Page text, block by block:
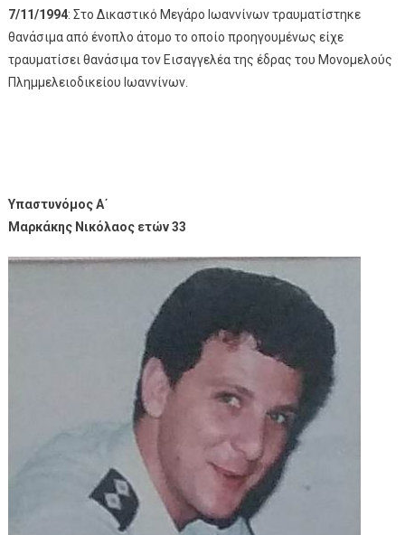
7/11/1994: Στο Δικαστικό Μεγάρο Ιωαννίνων τραυματίστηκε
θανάσιμα από ένοπλο άτομο το οποίο προηγουμένως είχε
τραυματίσει θανάσιμα τον Εισαγγελέα της έδρας του Μονομελούς
Πλημμελειοδικείου Ιωαννίνων.
Υπαστυνόμος Α΄
Μαρκάκης Νικόλαος ετών 33